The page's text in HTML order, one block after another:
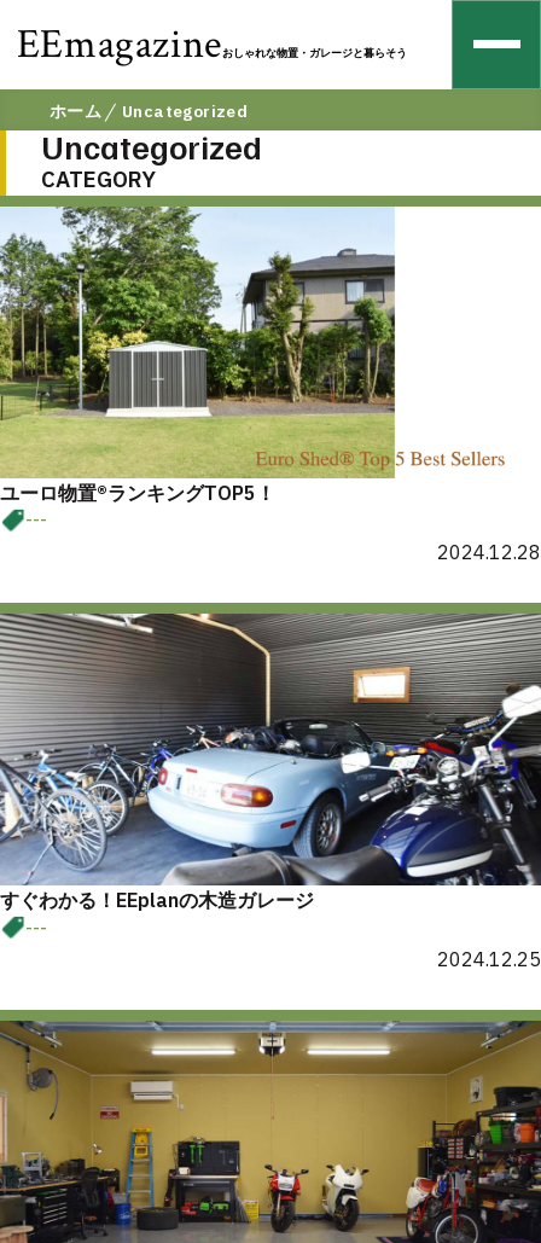
EEmagazineおしゃれな物置・ガレージと暮らそう
ホーム Uncategorized
Uncategorized
CATEGORY
ユーロ物置®︎ランキングTOP5！
---
2024.12.28
すぐわかる！EEplanの木造ガレージ
---
2024.12.25